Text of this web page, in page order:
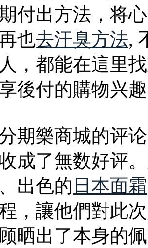
付出方法，将
也去汗臭方法,
，都能在這里
後付的購物兴
期樂商城的评
成了無数好评
出色的 日本面霜
，讓他們對此
晒出了本身的